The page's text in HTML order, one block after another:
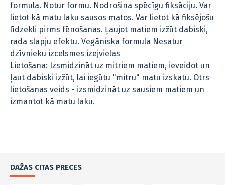
formula. Notur formu. Nodrošina spēcīgu fiksāciju. Var
lietot kā matu laku sausos matos. Var lietot kā fiksējošu
līdzekli pirms fēnošanas. Ļaujot matiem izžūt dabiski,
rada slapju efektu. Vegāniska formula Nesatur
dzīvnieku izcelsmes izejvielas
Lietošana: Izsmidzināt uz mitriem matiem, ieveidot un
ļaut dabiski izžūt, lai iegūtu "mitru" matu izskatu. Otrs
lietošanas veids - izsmidzināt uz sausiem matiem un
izmantot kā matu laku.
DAŽAS CITAS PRECES